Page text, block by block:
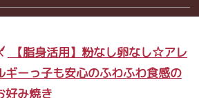
【脂身活用】粉なし卵なし☆アレ
ギーっ子も安心のふわふわ食感の
好み焼き